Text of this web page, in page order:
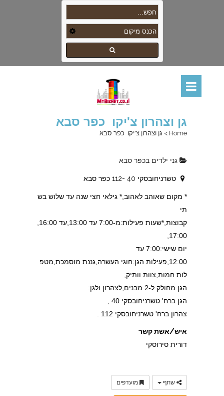
גן וצהרון צ'יקו כפר סבא
Home
> גן וצהרון צ'יקו כפר סבא
גני ילדים בכפר סבא
טשרניחובסקי 40 -112 כפר סבא
* מקום שאוהב לאהוב,* גילאי חצי שנה עד שלוש בש
תי
קבוצות,*שעות פעילות:מ-7:00 עד 13:00,עד 16:00,
17:00,
יום שישי:7:00 עד
12:00,פעילות הגן:חוגי העשרה,גננת מוסמכת,מטפ
לות חמות,צוות וותיק,
הגן מחולק ל-2 מבנים,לצהרון ולגן:
הגן ברח' טשרניחובסקי 40 ,
צהרון ברח' טשרניחובסקי 112 .
איש/אשת קשר
דורית סירוסקי
שתף מועדפים